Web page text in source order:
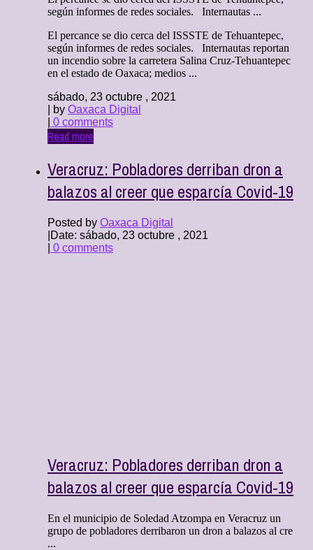
según informes de redes sociales. Internautas ...
El percance se dio cerca del ISSSTE de Tehuantepec,
según informes de redes sociales. Internautas reportan
un incendio sobre la carretera Salina Cruz-Tehuantepec
en el estado de Oaxaca; medios ...
sábado, 23 octubre , 2021
| by Oaxaca Digital
0 comments
Read more
Veracruz: Pobladores derriban dron a
balazos al creer que esparcía Covid-19
Posted by Oaxaca Digital
Date: sábado, 23 octubre , 2021
0 comments
Veracruz: Pobladores derriban dron a
balazos al creer que esparcía Covid-19
En el municipio de Soledad Atzompa en Veracruz un
grupo de pobladores derribaron un dron a balazos al cre
...